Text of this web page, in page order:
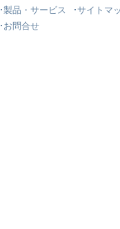
製品・サービス
サイトマ
お問合せ